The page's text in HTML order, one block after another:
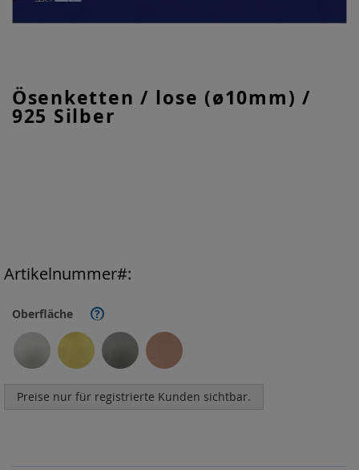
Ösenketten / lose (ø10mm) /
925 Silber
Oberfläche ?
Preise nur für registrierte Kunden sichtbar.
Artikelnummer
Anfang
der
Bildgalerie